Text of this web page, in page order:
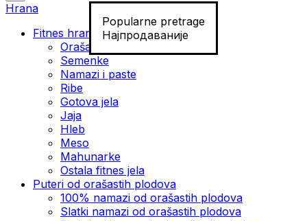
Popularne pretrage
Најпродаваније
Hrana
Fitnes hrana
Orašasti plodovi
Semenke
Namazi i paste
Ribe
Gotova jela
Јаја
Hleb
Meso
Mahunarke
Ostala fitnes jela
Puteri od orašastih plodova
100% namazi od orašastih plodova
Slatki namazi od orašastih plodova